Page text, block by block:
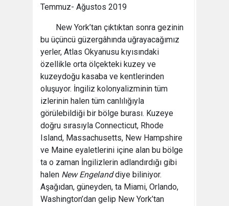
Temmuz- Ağustos 2019
New York’tan çıktıktan sonra gezinin
bu üçüncü güzergâhında uğrayacağımız
yerler, Atlas Okyanusu kıyısındaki
özellikle orta ölçekteki kuzey ve
kuzeydoğu kasaba ve kentlerinden
oluşuyor. İngiliz kolonyalizminin tüm
izlerinin halen tüm canlılığıyla
görülebildiği bir bölge burası. Kuzeye
doğru sırasıyla Connecticut, Rhode
Island, Massachusetts, New Hampshire
ve Maine eyaletlerini içine alan bu bölge
ta o zaman İngilizlerin adlandırdığı gibi
halen New Engelanddiye biliniyor.
Aşağıdan, güneyden, ta Miami, Orlando,
Washington’dan gelip New York’tan